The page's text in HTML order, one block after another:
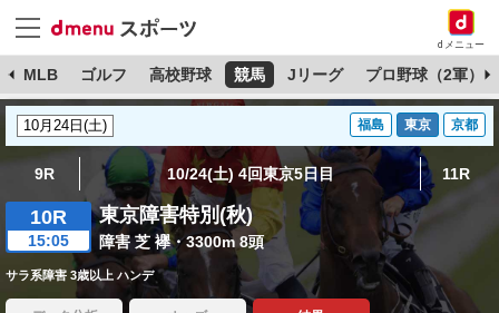
dメニュー
MLB ゴルフ 高校野球 競馬 Jリーグ プロ野球（2軍）
福島 東京 京都
9R 10/24(土) 4回東京5日目 11R
10R
15:05
東京障害特別(秋)
障害 芝 襷・3300m 8頭
サラ系障害 3歳以上 ハンデ